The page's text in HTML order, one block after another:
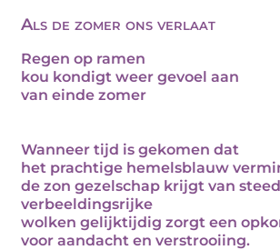
Als de zomer ons verlaat
Regen op ramen
kou kondigt weer gevoel aan
van einde zomer
Wanneer tijd is gekomen dat
het prachtige hemelsblauw
de zon gezelschap krijgt van
verbeeldingsrijke
wolken gelijktijdig zorgt een
voor aandacht en verstrooiing.